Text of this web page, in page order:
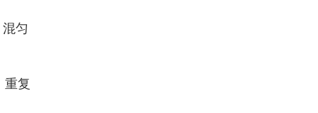
匀
重复